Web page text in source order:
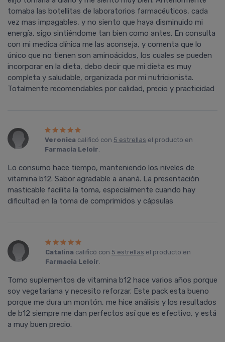
tomaba las botellitas de laboratorios farmacéuticos, cada
vez mas impagables, y no siento que haya disminuido mi
energía, sigo sintiéndome tan bien como antes. En consulta
con mi medica clínica me las aconseja, y comenta que lo
único que no tienen son aminoácidos, los cuales se pueden
incorporar en la dieta, debo decir que mi dieta es muy
completa y saludable, organizada por mi nutricionista.
Totalmente recomendables por calidad, precio y practicidad
Veronica calificó con 5 estrellas el producto en
Farmacia Leloir.
Lo consumo hace tiempo, manteniendo los niveles de
vitamina b12. Sabor agradable a ananá. La presentación
masticable facilita la toma, especialmente cuando hay
dificultad en la toma de comprimidos y cápsulas
Catalina calificó con 5 estrellas el producto en
Farmacia Leloir.
Tomo suplementos de vitamina b12 hace varios años porque
soy vegetariana y necesito reforzar. Este pack esta bueno
porque me dura un montón, me hice análisis y los resultados
de b12 siempre me dan perfectos así que es efectivo, y está
a muy buen precio.